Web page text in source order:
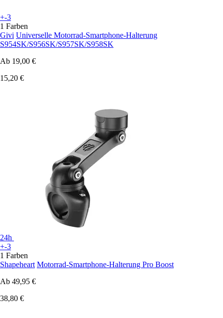
+-3
1 Farben
Givi Universelle Motorrad-Smartphone-Halterung
S954SK/S956SK/S957SK/S958SK
Ab 19,00 €
15,20 €
24h
+-3
1 Farben
Shapeheart Motorrad-Smartphone-Halterung Pro Boost
Ab 49,95 €
38,80 €